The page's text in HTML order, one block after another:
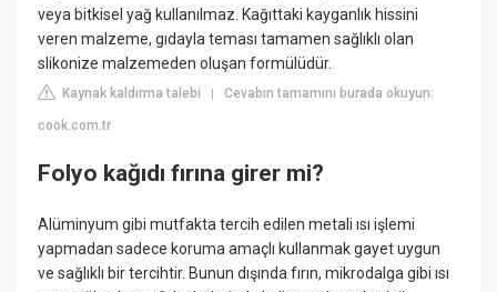
veya bitkisel yağ kullanılmaz. Kağıttaki kayganlık hissini
veren malzeme, gıdayla teması tamamen sağlıklı olan
slikonize malzemeden oluşan formülüdür.
Kaynak kaldırma talebi |Cevabın tamamını burada okuyun:
cook.com.tr
Folyo kağıdı fırına girer mi?
Alüminyum gibi mutfakta tercih edilen metali ısı işlemi
yapmadan sadece koruma amaçlı kullanmak gayet uygun
ve sağlıklı bir tercihtir. Bunun dışında fırın, mikrodalga gibi ısı